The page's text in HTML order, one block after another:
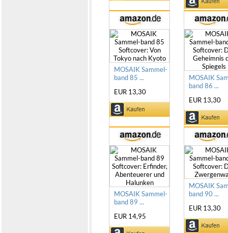
MOSAIK Sammel-
band 85 ...
EUR 13,30
MOSAIK
band 86 ...
EUR 13,30
MOSAIK Sammel-
band 89 ...
EUR 14,95
MOSAIK
band 90 ...
EUR 13,30